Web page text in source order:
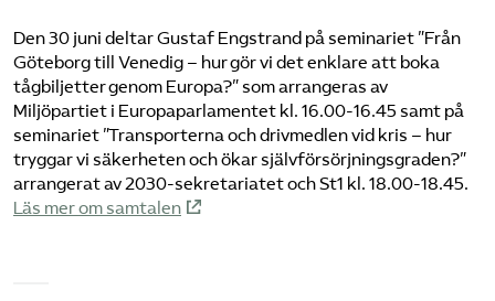
Den 30 juni deltar Gustaf Engstrand på seminariet ”Från
Göteborg till Venedig – hur gör vi det enklare att boka
tågbiljetter genom Europa?” som arrangeras av
Miljöpartiet i Europaparlamentet kl. 16.00-16.45 samt på
seminariet ”Transporterna och drivmedlen vid kris – hur
tryggar vi säkerheten och ökar självförsörjningsgraden?”
arrangerat av 2030-sekretariatet och St1 kl. 18.00-18.45.
Läs mer om samtalen